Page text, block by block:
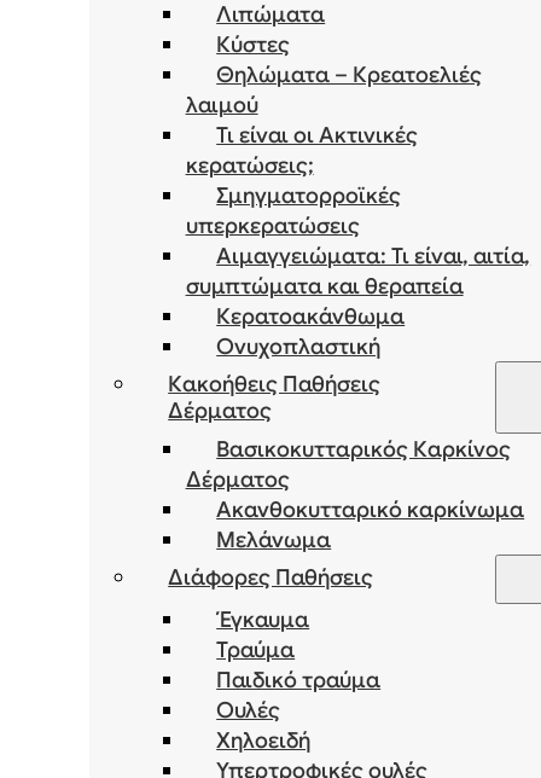
Λιπώματα
Κύστες
Θηλώματα – Κρεατοελιές
λαιμού
Τι είναι οι Ακτινικές
κερατώσεις;
Σμηγματορροϊκές
υπερκερατώσεις
Αιμαγγειώματα: Τι είναι, αιτία,
συμπτώματα και θεραπεία
Κερατοακάνθωμα
Ονυχοπλαστική
Κακοήθεις Παθήσεις
Δέρματος
Βασικοκυτταρικός Καρκίνος
Δέρματος
Ακανθοκυτταρικό καρκίνωμα
Μελάνωμα
Διάφορες Παθήσεις
Έγκαυμα
Τραύμα
Παιδικό τραύμα
Ουλές
Χηλοειδή
Υπερτροφικές ουλές